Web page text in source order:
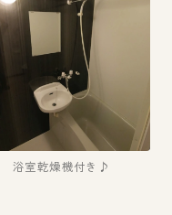
浴室乾燥機付き♪